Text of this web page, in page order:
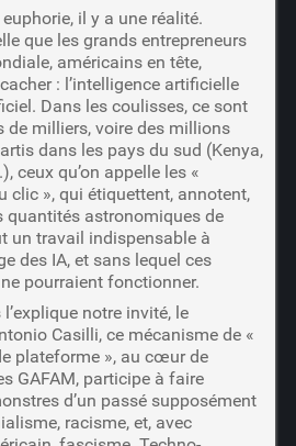
il y a une réalité.
que les grands entrepreneurs
américains en tête,
: l’intelligence artificielle
Dans les coulisses, ce sont
de milliers, voire des millions
dans les pays du sud (Kenya,
ceux qu’on appelle les «
clic », qui étiquettent, annotent,
quantités astronomiques de
un travail indispensable à
des IA, et sans lequel ces
pourraient fonctionner.
notre invité, le
Casilli, ce mécanisme de «
plateforme », au cœur de
GAFAM, participe à faire
d’un passé supposément
racisme, et, avec